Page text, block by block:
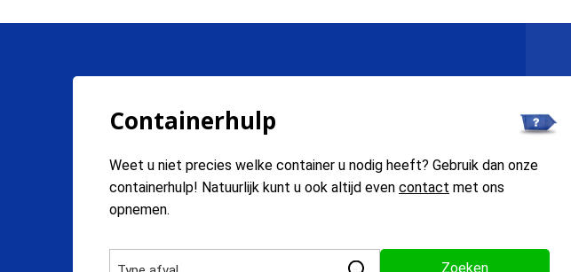
Containerhulp
Weet u niet precies welke container u nodig heeft? Gebruik dan onze
containerhulp! Natuurlijk kunt u ook altijd even contact met ons
opnemen.